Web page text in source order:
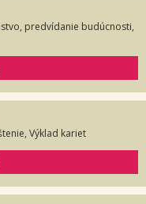
predvídanie budúcnosti,
Výklad kariet